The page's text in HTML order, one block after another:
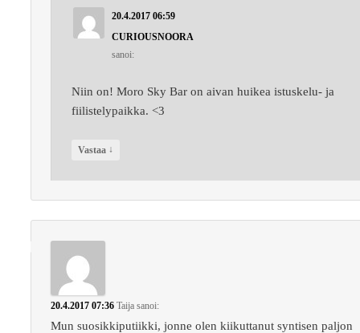
20.4.2017 06:59
CURIOUSNOORA
sanoi:
Niin on! Moro Sky Bar on aivan huikea istuskelu- ja
fiilistelypaikka. <3
Vastaa ↓
20.4.2017 07:36 Taija sanoi:
Mun suosikkiputiikki, jonne olen kiikuttanut syntisen paljon